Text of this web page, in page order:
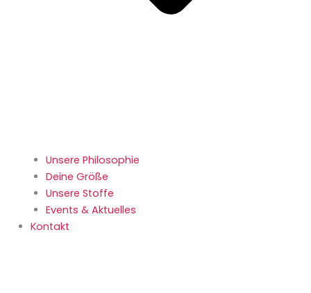
Unsere Philosophie
Deine Größe
Unsere Stoffe
Events & Aktuelles
Kontakt